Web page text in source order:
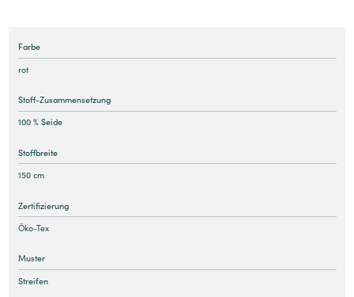
Farbe
rot
Stoff-Zusammensetzung
100 % Seide
Stoffbreite
150 cm
Zertifizierung
Öko-Tex
Muster
Streifen